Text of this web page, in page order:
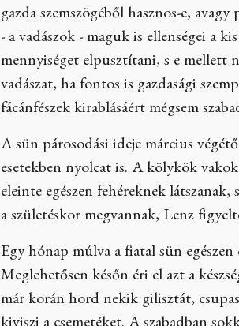
gazda szemszögéből hasznos-e,
- a vadászok - maguk is ellenségei a
mennyiséget elpusztítani, s e mellett
vadászat, ha fontos is gazdasági
fácánfészek kirablásáért mégsem
A sün párosodási ideje március
esetekben nyolcat is. A kölykök
eleinte egészen fehéreknek
a születéskor megvannak, Lenz
Egy hónap múlva a fiatal sün
Meglehetősen későn éri el azt a
már korán hord nekik gilisztát,